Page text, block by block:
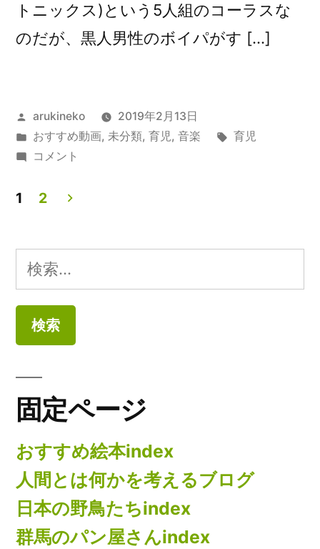
トニックス)という5人組のコーラスな
のだが、黒人男性のボイパがす […]
投
稿
者:
arukineko
2019年2月13日
カ
テ
リ
おすすめ動画, 未分類, 育児, 音楽
タ
育児
子
も
サ
ス
ト
ー
ト
に
コメント
の
ー
ジ
送
り
1 2
検
索:
固定ページ
おすすめ絵本index
人間とは何かを考えるブログ
日本の野鳥たちindex
群馬のパン屋さんindex